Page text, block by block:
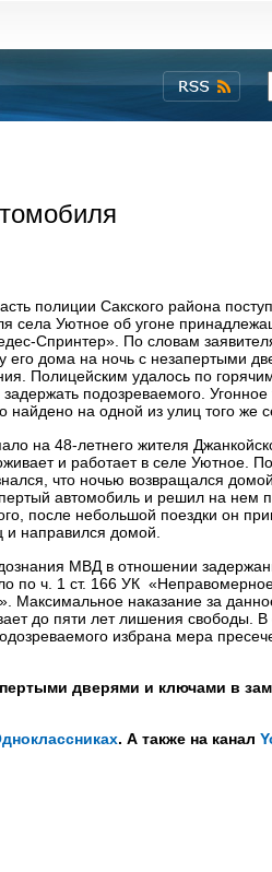
полиции Сакского района
села Уютное об угоне
Спринтер». По словам
его дома на ночь с незапертыми
Полицейским удалось по
подозреваемого. Угонное
найдено на одной из улиц того же
на 48-летнего жителя
и работает в селе Уютное.
что ночью возвращался
автомобиль и решил на нем
после небольшой поездки он
и направился домой.
МВД в отношении
по ч. 1 ст. 166 УК
Максимальное наказание за
до пяти лет лишения свободы.
избрана мера
дверями и ключами в
. А также на канал